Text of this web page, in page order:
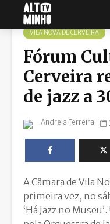
VILA NOVA DE CERVEIRA
Fórum
Cerveira
de jazz a
Andreia Ferreira
A Câmara de Vila
primeira vez, no
‘Há Jazz no